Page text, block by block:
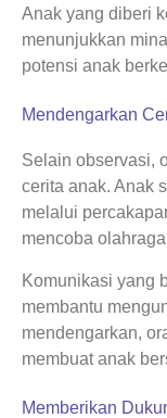
Anak yang diberi
menunjukkan
potensi anak
Mendengarkan
Selain observasi,
cerita anak. Anak
melalui
mencoba
Komunikasi yang
membantu
mendengarkan,
membuat anak
Memberikan